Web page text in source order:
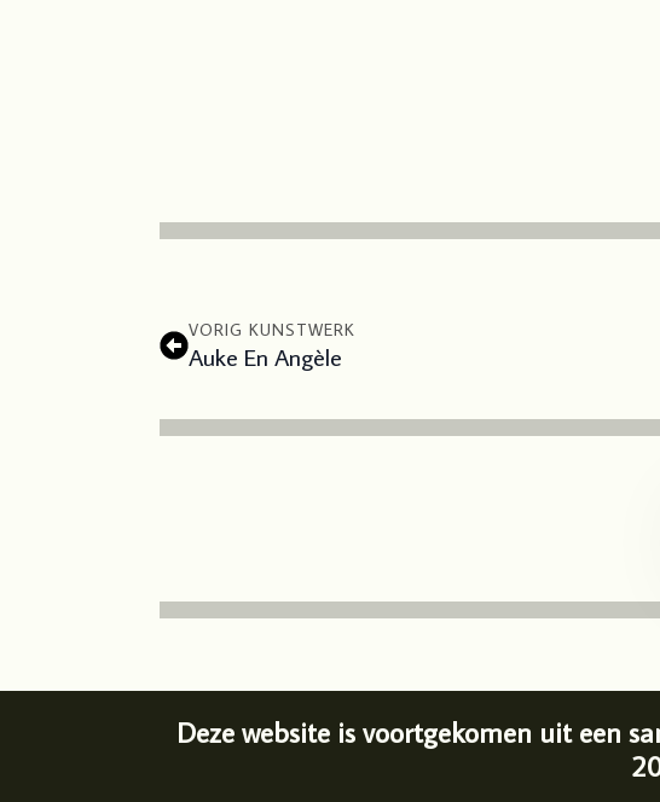
VORIG KUNSTWERK
Auke En Angèle
Deze website is voortgekomen uit een